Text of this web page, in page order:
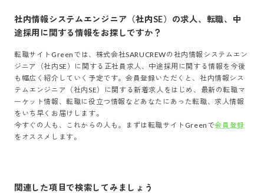
社内情報システムエンジニア（社内SE） の求人、転職、中
途採用に関する情報をお探しですか？
転職サイトGreenでは、 株式会社SARUCREWの 社内情報システムエン
ジニア（社内SE）
に関する正社員求人、中途採用に関する情報を今後
も幅広く紹介していく予定です。会員登録いただくと、社内情報シス
テムエンジニア（社内SE）
に関する新着求人をはじめ、最新の転職マ
ーケット情報、転職に役立つ情報などあなたにあった転職、求人情報
をいち早くお届けします。
今すぐの人も、これからの人も。まずは転職サイトGreenで会員登録
をオススメします。
関連した項目で検索してみましょう